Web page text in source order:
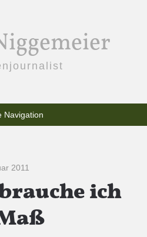
Navigation
2011
ich